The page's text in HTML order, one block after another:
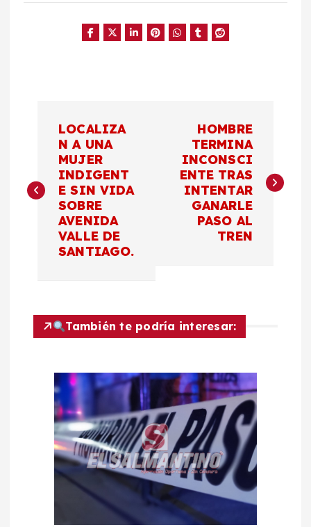
v
c
LOCALIZA
N A UNA
MUJER
INDIGENT
E SIN VIDA
SOBRE
AVENIDA
VALLE DE
SANTIAGO.
HOMBRE
TERMINA
INCONSCI
ENTE TRAS
INTENTAR
GANARLE
PASO AL
TREN
También te podría interesar: